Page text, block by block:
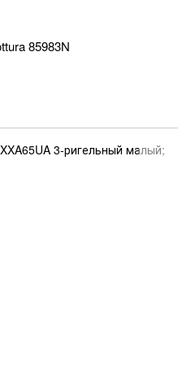
85983N